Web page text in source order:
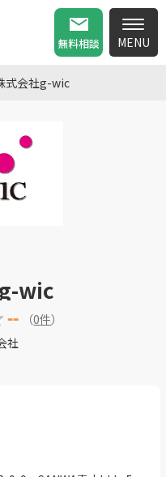
無料相談
式会社g-wic
wic
-- （0件）
社